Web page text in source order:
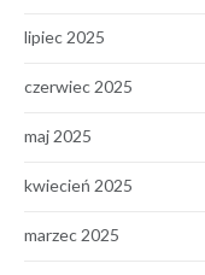
lipiec 2025
czerwiec 2025
maj 2025
kwiecień 2025
marzec 2025